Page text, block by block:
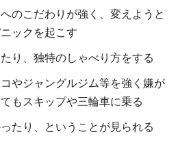
のこだわりが強く、変えようと
ックを起こす
り、独特のしゃべり方をする
やジャングルジム等を強く嫌が
もスキップや三輪車に乗る
たり、ということが見られる